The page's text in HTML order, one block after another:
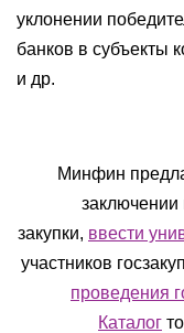
уклонении
банков в субъекты
и др.
Минфин
заключении
закупки, ввести
участников
проведения
Каталог